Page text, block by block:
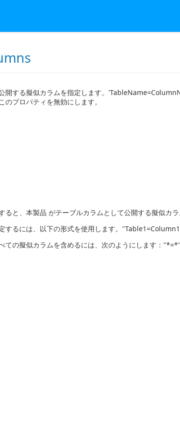
開する擬似カラムを指定します。
のプロパティを無効にします。
ると、本製品 がテーブルカラムとして公開する擬似カラ
するには、以下の形式を使用します。
ての擬似カラムを含めるには、次のようにします："*=*"